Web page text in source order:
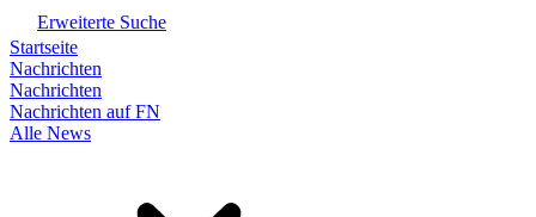
Erweiterte Suche
Startseite
Nachrichten
Nachrichten
Nachrichten auf FN
Alle News